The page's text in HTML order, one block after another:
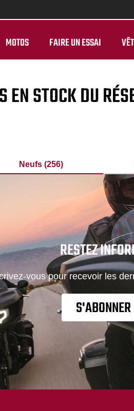
MOTOS FAIRE UN ESSAI
EN STOCK DU
Neufs (256)
RESTEZ
vous pour recevoir les
S'ABONNER